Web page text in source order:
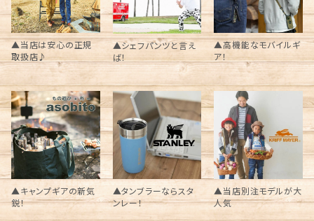
▲当店は安心の正規
取扱店♪
▲シェフパンツと言え
ば！
▲高機能なモバイルギ
ア！
▲キャンプギアの新気
鋭！
▲タンブラーならスタ
ンレー！
▲当店別注モデルが大
人気